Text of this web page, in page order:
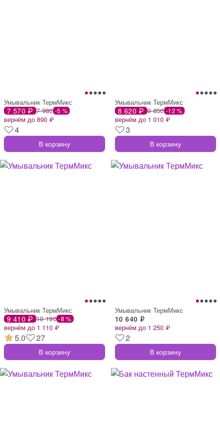
Умывальник ТермМикс
7 570 ₽ 7 980 -5 %
вернём до 890 ₽
4
В корзину
Умывальник ТермМикс
8 620 ₽ 9 850 -12 %
вернём до 1 010 ₽
3
В корзину
Умывальник ТермМикс
9 410 ₽ 10 190 -8 %
вернём до 1 110 ₽
5.0 27
В корзину
Умывальник ТермМикс
10 640 ₽
вернём до 1 250 ₽
2
В корзину